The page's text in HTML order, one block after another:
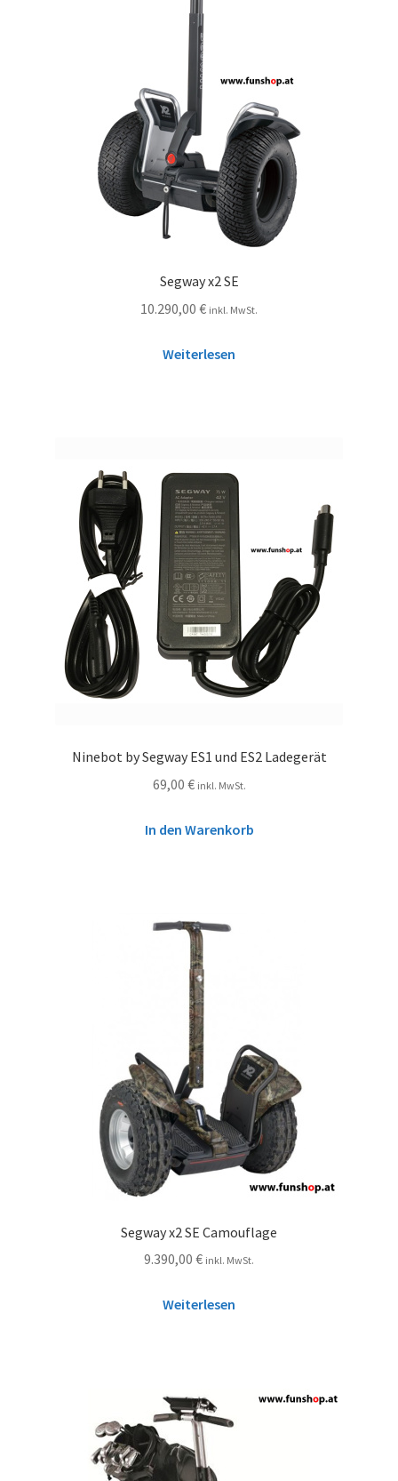
Segway x2 SE
10.290,00 € inkl. MwSt.
Weiterlesen
Ninebot by Segway ES1 und ES2 Ladegerät
69,00 € inkl. MwSt.
In den Warenkorb
Segway x2 SE Camouflage
9.390,00 € inkl. MwSt.
Weiterlesen